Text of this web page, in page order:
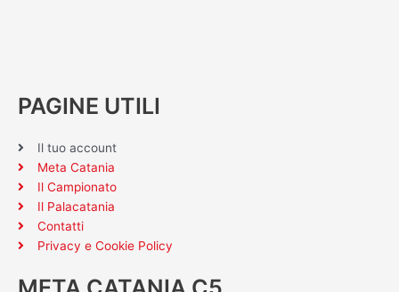
PAGINE UTILI
Il tuo account
Meta Catania
Il Campionato
Il Palacatania
Contatti
Privacy e Cookie Policy